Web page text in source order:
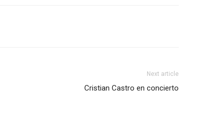
Next article
Cristian Castro en concierto